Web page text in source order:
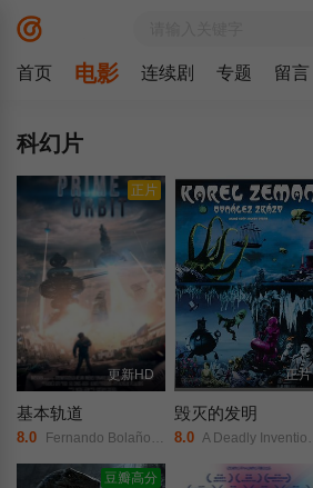
首页 电影 连续剧 专题 留言
科幻片
正片
更新HD
基本轨道
8.0 Fernando Bolaños //诺埃莉亚·坎波// Melvin Jimenez/
正片
毁灭的发明
8.0 A Deadly Invention/恶魔的发明/The Fabulous World Of Jules Verne/Invention for Destruction/
豆瓣高分